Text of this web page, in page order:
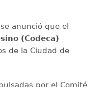
anunció que el
(Codeca)
de la Ciudad de
por el Comité